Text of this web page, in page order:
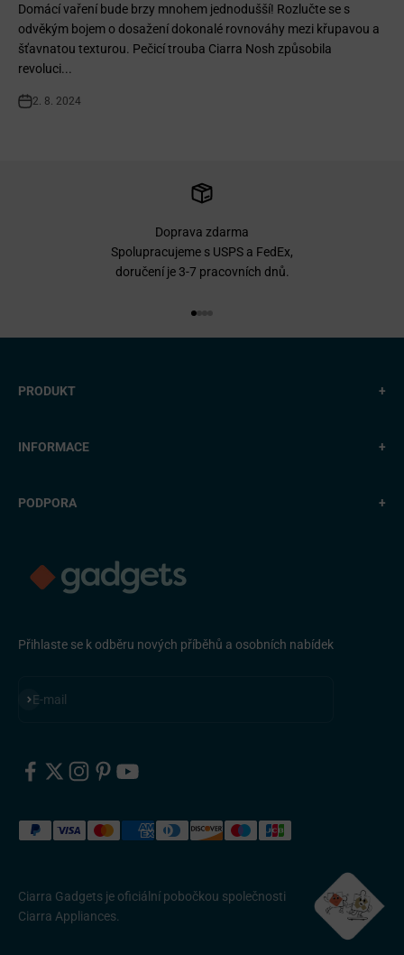
Domácí vaření bude brzy mnohem jednodušší! Rozlučte se s
odvěkým bojem o dosažení dokonalé rovnováhy mezi křupavou a
šťavnatou texturou. Pečicí trouba Ciarra Nosh způsobila
revoluci...
2. 8. 2024
Doprava zdarma
Spolupracujeme s USPS a FedEx,
doručení je 3-7 pracovních dnů.
PRODUKT +
INFORMACE +
PODPORA +
Přihlaste se k odběru nových příběhů a osobních nabídek
E-mail
Přihlásit se k odběru
Ciarra Gadgets je oficiální pobočkou společnosti
Ciarra Appliances.